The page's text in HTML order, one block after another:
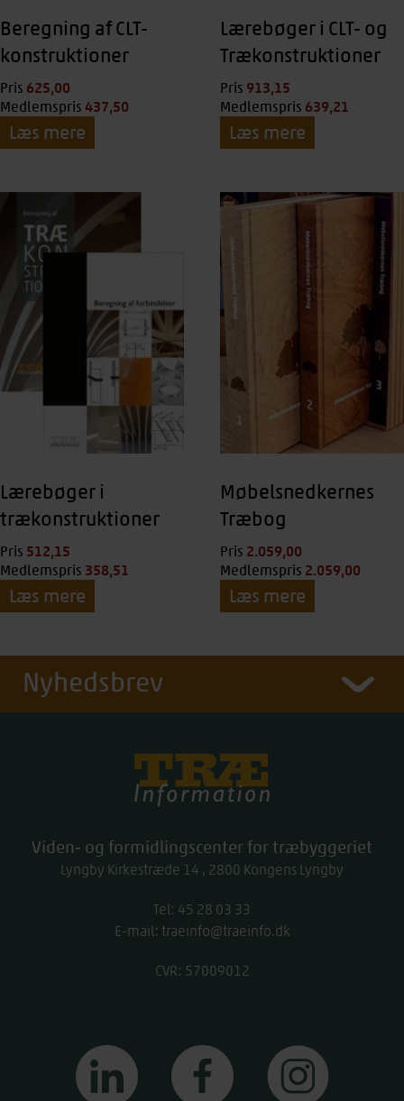
Beregning af CLT-
konstruktioner
Pris 625,00
Medlemspris 437,50
Læs mere
Lærebøger i CLT- og
Trækonstruktioner
Pris 913,15
Medlemspris 639,21
Læs mere
Lærebøger i
trækonstruktioner
Pris 512,15
Medlemspris 358,51
Læs mere
Møbelsnedkernes
Træbog
Pris 2.059,00
Medlemspris 2.059,00
Læs mere
Viden- og formidlingscenter for træbyggeriet
Lyngby Kirkestræde 14 2800 Kongens Lyngby
Tel: work
45 28 03 33
E-mail: traeinfo@traeinfo.dk
CVR: 57009012
Nyhedsbrev
linkedin facebook